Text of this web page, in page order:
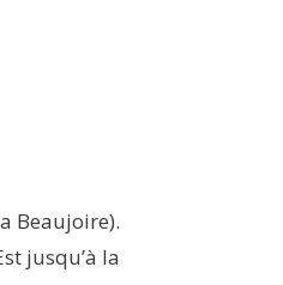
Beaujoire).
jusqu’à la